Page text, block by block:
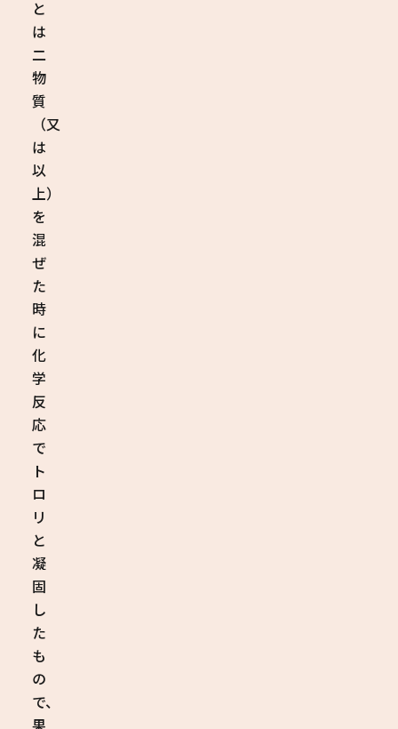
と
は
二
物
質
（又
は
以
上）
を
混
ぜ
た
時
に
化
学
反
応
で
ト
ロ
リ
と
凝
固
し
た
も
の
で、
果